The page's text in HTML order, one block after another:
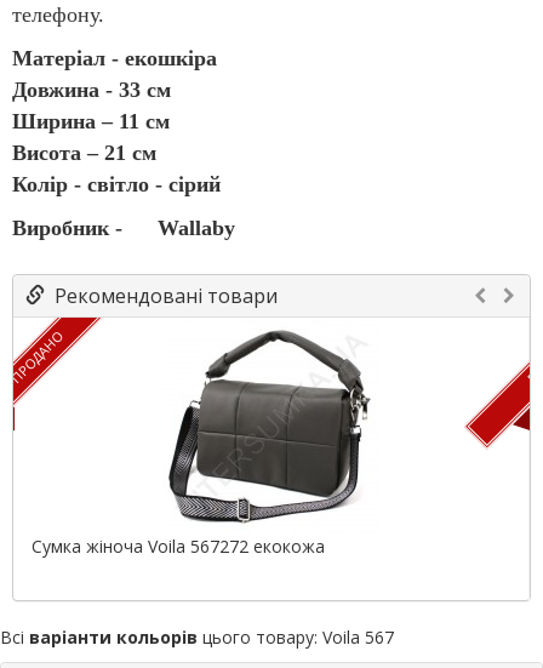
телефону.
Матеріал - екошкіра
Довжина - 33 см
Ширина – 11 см
Висота – 21 см
Колір - світло - сірий
Виробник -
Wallaby
Рекомендовані товари
ПРОДАНО
Сумка жіноча Voila 567272 екокожа
Всі варіанти кольорів цього товару: Voila 567